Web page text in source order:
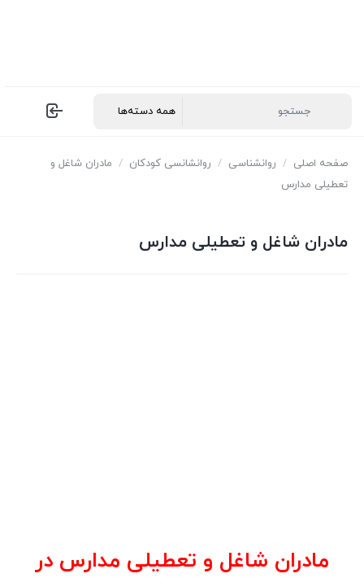
صفحه اصلی / روانشناسی / روانشانسی کودکان / مادران شاغل و
تعطیلی مدارس
مادران شاغل و تعطیلی مدارس
مادران شاغل و تعطیلی مدارس در